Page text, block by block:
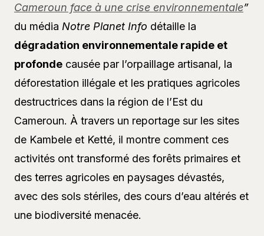
Cameroun face à une crise environnementale”
du média Notre Planet Info détaille la
dégradation environnementale rapide et
profonde causée par l’orpaillage artisanal, la
déforestation illégale et les pratiques agricoles
destructrices dans la région de l’Est du
Cameroun. À travers un reportage sur les sites
de Kambele et Ketté, il montre comment ces
activités ont transformé des forêts primaires et
des terres agricoles en paysages dévastés,
avec des sols stériles, des cours d’eau altérés et
une biodiversité menacée.